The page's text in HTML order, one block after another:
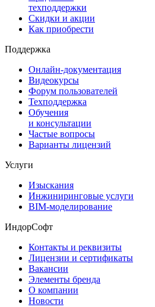
техподдержки
Скидки и акции
Как приобрести
Поддержка
Онлайн-документация
Видеокурсы
Форум пользователей
Техподдержка
Обучения
и консультации
Частые вопросы
Варианты лицензий
Услуги
Изыскания
Инжиниринговые услуги
BIM-моделирование
ИндорСофт
Контакты и реквизиты
Лицензии и сертификаты
Вакансии
Элементы бренда
О компании
Новости